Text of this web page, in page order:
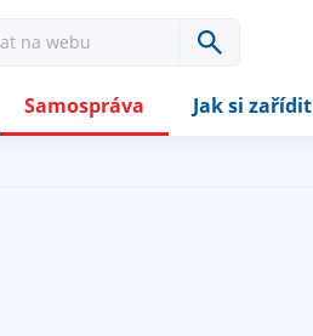
Samospráva Jak si zařídit